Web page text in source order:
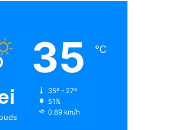
35 ℃
35º - 27º
51%
0.89 km/h